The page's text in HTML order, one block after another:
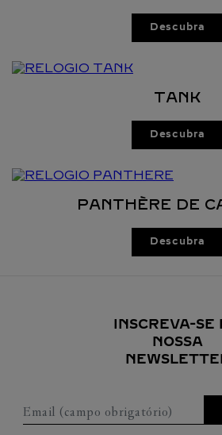
Descubra
TANK
Descubra
PANTHÈRE DE
Descubra
INSCREVA-SE
NOSSA
Email (campo obrigatório)